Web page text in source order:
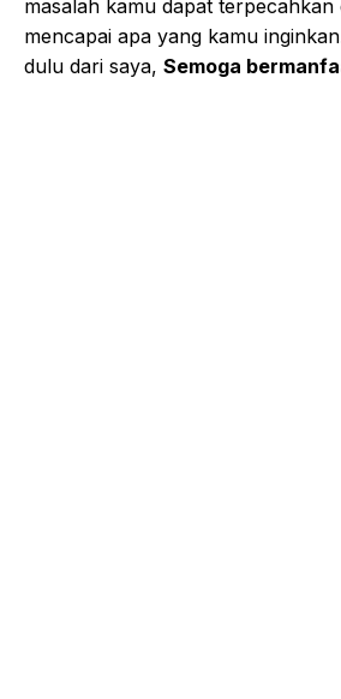
masalah kamu dapat terpecahkan
mencapai apa yang kamu
dulu dari saya, Semoga